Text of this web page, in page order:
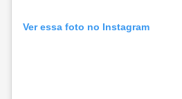
Ver essa foto no Instagram